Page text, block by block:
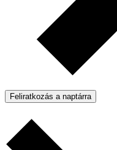
Feliratkozás a naptárra